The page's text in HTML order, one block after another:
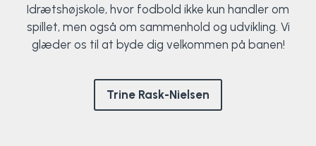
Idrætshøjskole, hvor fodbold ikke kun handler om
spillet, men også om sammenhold og udvikling. Vi
glæder os til at byde dig velkommen på banen!
Trine Rask-Nielsen